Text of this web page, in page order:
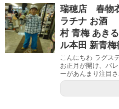
瑞穂店 春
ラチナ お酒
村 青梅 あき
ル本田 新青
こんにちわ ラグス
お正月が開け、バ
ーがあんまり注目さ